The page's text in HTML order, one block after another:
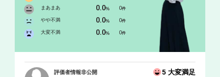
まあまあ 0.0% 0件
やや不満 0.0% 0件
大変不満 0.0% 0件
評価者情報非公開 5 大変満足